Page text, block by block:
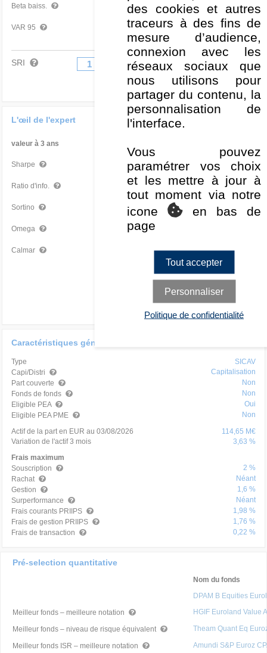
Beta baiss. 0,99 Moyen
VAR 95 -3,27 % Mauvais
SRI 1 3 4 5 6 7
L'œil de l'expert
valeur à 3 ans
Sharpe 0,64 Moyen
Ratio d'info. -0,95 Mauvais
Sortino 0,90 Mauvais
Omega 1,25
Calmar Mauvais
Caractéristiques générales
Type
SICAV
Capi/Distri
Capitalisation
Part couverte
Non
Fonds de fonds
Non
Eligible PEA
Oui
Eligible PEA PME
Non
Actif de la part en EUR au 03/08/2026
114,65 M€
Variation de l'actif 3 mois
3,63 %
Frais maximum
Souscription
2 %
Rachat
Néant
Gestion
1,6 %
Surperformance
Néant
Frais courants PRIIPS
1,98 %
Frais de gestion PRIIPS
1,76 %
Frais de transaction
0,22 %
Pré-selection quantitative
Nom du fonds
DPAM B Equities
Meilleur fonds – meilleure notation
HGIF Euroland Value
Meilleur fonds – niveau de risque équivalent Theam Quant Eq
Meilleur fonds ISR – meilleure notation Amundi S&P Euroz
des cookies et autres
traceurs à des fins de
mesure d’audience,
connexion avec les
réseaux sociaux que
nous utilisons pour
partager du contenu, la
personnalisation de
l'interface.
Vous pouvez
paramétrer vos choix
et les mettre à jour à
tout moment via notre
icone
en bas de
page
Tout accepter
Personnaliser
Politique de confidentialité